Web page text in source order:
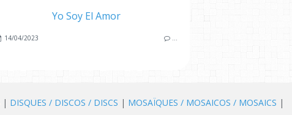
Yo Soy El Amor
14/04/2023 …
| DISQUES / DISCOS / DISCS | MOSAÏQUES / MOSAICOS / MOSAICS |